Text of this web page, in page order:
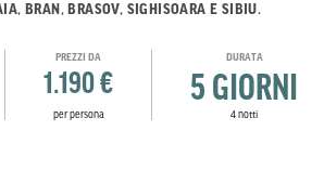
BRAN, BRASOV, SIGHISOARA E SIBIU.
PREZZI DA
1.190 €
per persona
DURATA
5 GIORNI
4 notti